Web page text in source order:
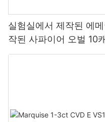
실험실에서 제작된 에
작된 사파이어 오벌 10
쿠션 12캐럿